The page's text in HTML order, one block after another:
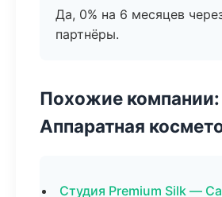
Да, 0% на 6 месяцев
партнёры.
Похожие компании:
Аппаратная
Студия Premium Silk —